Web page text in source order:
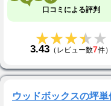
口コミによる評判
★★★★★
★★★★★
3.43 （レビュー数7件）
ウッドボックスの坪